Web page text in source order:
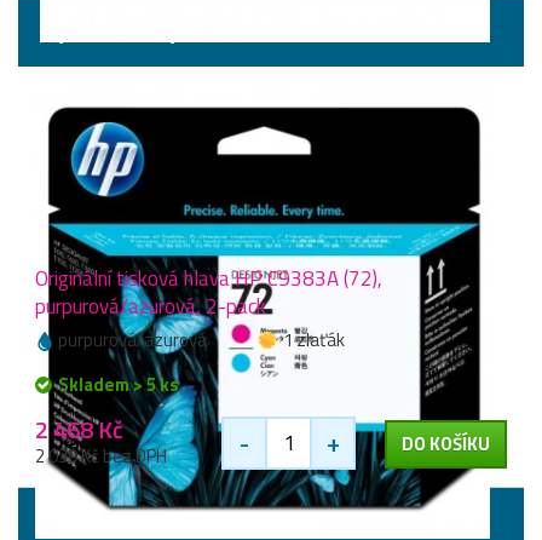
Originální tisková hlava HP C9383A (72),
purpurová/azurová, 2-pack
purpurová/azurová
1 zlaťák
Skladem > 5 ks
2 468 Kč
2 039 Kč bez DPH - + DO KOŠÍKU
Tiskové hlavy